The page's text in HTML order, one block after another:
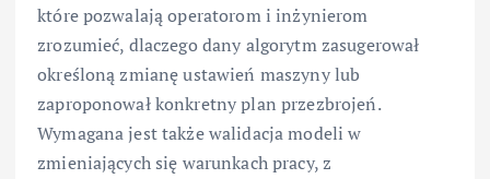
które pozwalają operatorom i inżynierom
zrozumieć, dlaczego dany algorytm zasugerował
określoną zmianę ustawień maszyny lub
zaproponował konkretny plan przezbrojeń.
Wymagana jest także walidacja modeli w
zmieniających się warunkach pracy, z